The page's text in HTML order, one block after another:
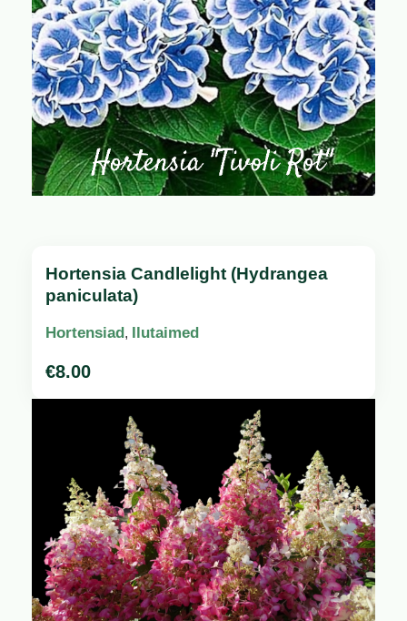
Hortensia Candlelight (Hydrangea
paniculata)
Hortensiad, Ilutaimed
€8.00